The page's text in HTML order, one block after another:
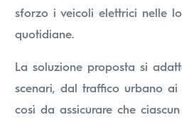
sforzo i veicoli elettrici nelle
quotidiane.
La soluzione proposta si
scenari, dal traffico urbano ai
così da assicurare che